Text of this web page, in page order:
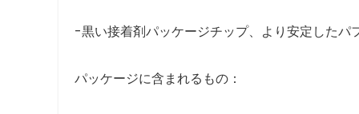
-黒い接着剤パッケージチップ、より安定したパ
パッケージに含まれるもの：